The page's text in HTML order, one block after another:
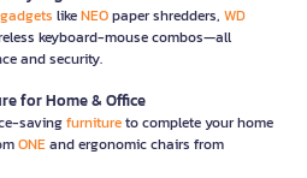
likeNEOpaper shredders, WD
keyboard-mouse combos—all
and security.
for Home & Office
savingfurnitureto complete your home
ONEand ergonomic chairs from